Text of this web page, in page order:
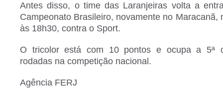
Antes disso, o time das Laranjeiras volta a
Campeonato Brasileiro, novamente no Maracanã,
às 18h30, contra o Sport.
O tricolor está com 10 pontos e ocupa a 5ª
rodadas na competição nacional.
Agência FERJ